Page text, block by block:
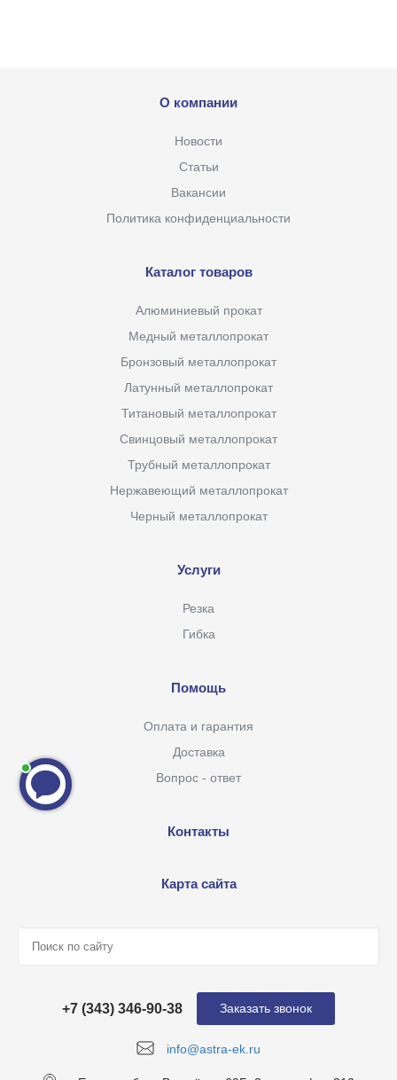
О компании
Новости
Статьи
Вакансии
Политика конфиденциальности
Каталог товаров
Алюминиевый прокат
Медный металлопрокат
Бронзовый металлопрокат
Латунный металлопрокат
Титановый металлопрокат
Свинцовый металлопрокат
Трубный металлопрокат
Нержавеющий металлопрокат
Черный металлопрокат
Услуги
Резка
Гибка
Помощь
Оплата и гарантия
Доставка
Вопрос - ответ
Контакты
Карта сайта
info@astra-ek.ru
+7 (343) 346-90-38 Заказать звонок